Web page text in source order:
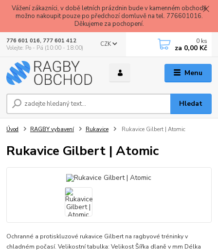
Vážení zákazníci, v době letních prázdnin bude v kamenném obchodě
možno nakoupit pouze po předchozí domluvě na tel. 776601016.
Děkujeme za pochopení.
Menu
CZK
Hledat
776 601 016, 777 601 412
Volejte: Po - Pá (10:00 - 18:00)
0 ks
za 0,00 Kč
Úvod RAGBY vybavení Rukavice Rukavice Gilbert | Atomic
Rukavice Gilbert | Atomic
Ochranné a protiskluzové rukavice Gilbert na ragbyové tréninky v
chladném počasí. Velikostní tabulka: Velikost Šířka dlaně v mm Délka